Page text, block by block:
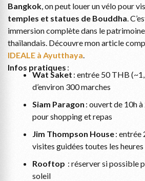
Bangkok , on peut louer un vélo pour
temples et statues de Bouddha .
immersion complète dans le
thaïlandais. Découvre mon article
IDEALE à Ayutthaya
Infos pratiques :
Wat Saket : entrée 50 THB
d’environ 300 marches
Siam Paragon : ouvert de 10h
pour shopping et repas
Jim Thompson House: entrée
visites guidées toutes les heures
Rooftop : réserver si possible
soleil